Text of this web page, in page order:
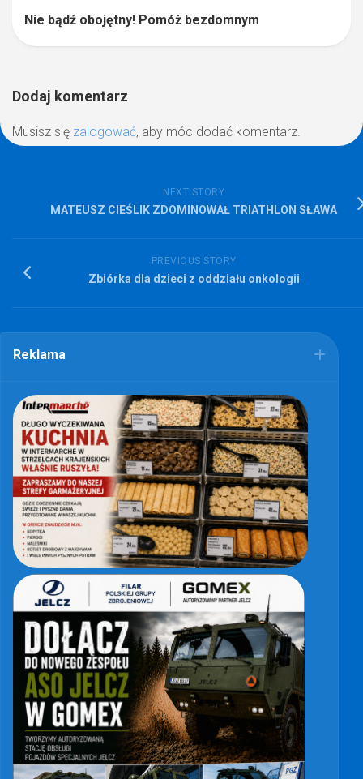
Nie bądź obojętny! Pomóż bezdomnym
Dodaj komentarz
Musisz się zalogować, aby móc dodać komentarz.
NEXT STORY
MATEUSZ CIEŚLIK ZDOMINOWAŁ TRIATHLON SŁAWA
PREVIOUS STORY
Zbiórka dla dzieci z oddziału onkologii
Reklama